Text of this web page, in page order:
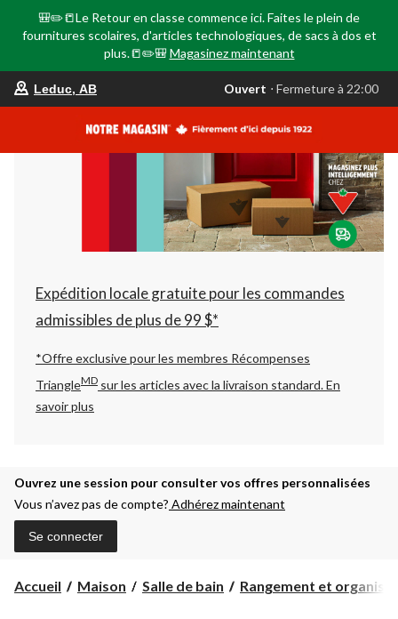
🎒✏️📒Le Retour en classe commence ici. Faites le plein de
fournitures scolaires, d'articles technologiques, de sacs à dos et
plus.📒✏️🎒 Magasinez maintenant
votre
est
AB,
Ouvert,
Fermeture
à
22:00
changer
Leduc, AB Ouvert ⋅ Fermeture à 22:00
Expédition locale gratuite pour les commandes
admissibles de plus de 99 $*
*Offre exclusive pour les membres Récompenses
TriangleMD sur les articles avec la livraison standard.En
savoir plus
Ouvrez une session pour consulter vos offres personnalisées
Vous n’avez pas de compte? Adhérez maintenant
Se connecter
Accueil Maison Salle de bain Rangement et